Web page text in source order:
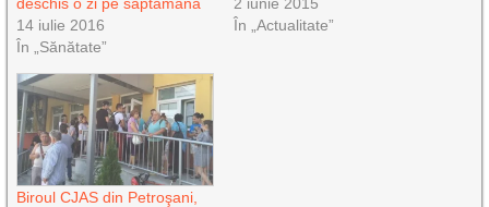
14 iulie 2016
În „Sănătate”
În „Actualitate”
Biroul CJAS din Petroşani,